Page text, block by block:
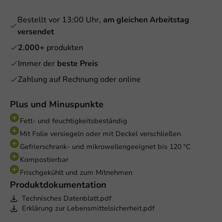
Plus und Minuspunkte
Fett- und feuchtigkeitsbeständig
Mit Folie versiegeln oder mit Deckel verschließen
Gefrierschrank- und mikrowellengeeignet bis 120 °C
Kompostierbar
Frischgekühlt und zum Mitnehmen
Produktdokumentation
Technisches Datenblatt.pdf
Erklärung zur Lebensmittelsicherheit.pdf
Bestellt vor 13:00 Uhr, am gleichen Arbeitstag
versendet
2.000+ produkten
Immer der beste Preis
Zahlung auf Rechnung oder online